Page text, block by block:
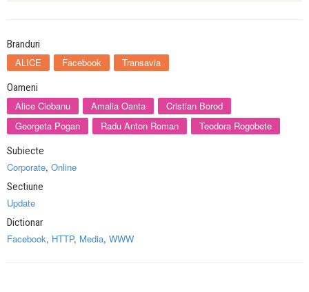
Branduri
ALICE Facebook Transavia
Oameni
Alice Ciobanu Amalia Oanta
Cristian Borod
Georgeta Pogan
Radu Anton Roman Teodora Rogobete
Subiecte
Corporate, Online
Sectiune
Update
Dictionar
Facebook, HTTP, Media, WWW